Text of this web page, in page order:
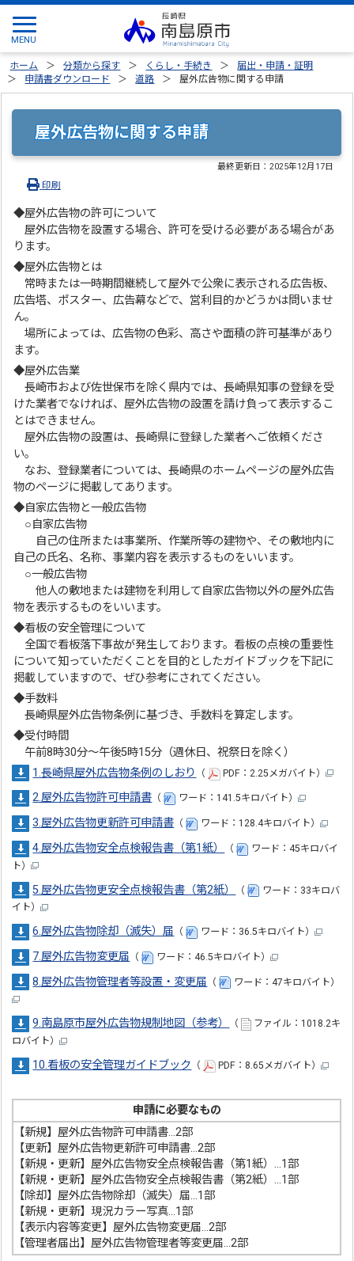
ホーム 分類から探す くらし・手続き
届出・申請・証明
申請書ダウンロード
道路 屋外広告物に関する申請
屋外広告物に関する申請
最終更新日：2025年12月17日
印刷
◆屋外広告物の許可について
屋外広告物を設置する場合、許可を受ける必要がある場合があ
ります。
◆屋外広告物とは
常時または一時期間継続して屋外で公衆に表示される広告板、
広告塔、ポスター、広告幕などで、営利目的かどうかは問いませ
ん。
場所によっては、広告物の色彩、高さや面積の許可基準があり
ます。
◆屋外広告業
長崎市および佐世保市を除く県内では、長崎県知事の登録を受
けた業者でなければ、屋外広告物の設置を請け負って表示するこ
とはできません。
屋外広告物の設置は、長崎県に登録した業者へご依頼くださ
い。
なお、登録業者については、長崎県のホームページの屋外広告
物のページに掲載してあります。
◆自家広告物と一般広告物
○自家広告物
自己の住所または事業所、作業所等の建物や、その敷地内に
自己の氏名、名称、事業内容を表示するものをいいます。
○一般広告物
他人の敷地または建物を利用して自家広告物以外の屋外広告
物を表示するものをいいます。
◆看板の安全管理について
全国で看板落下事故が発生しております。看板の点検の重要性
について知っていただくことを目的としたガイドブックを下記に
掲載していますので、ぜひ参考にされてください。
◆手数料
長崎県屋外広告物条例に基づき、手数料を算定します。
◆受付時間
午前8時30分～午後5時15分（週休日、祝祭日を除く）
1.長崎県屋外広告物条例のしおり
（ PDF：2.25メガバイト）
2.屋外広告物許可申請書 （ ワード：141.5キロバイト）
3.屋外広告物更新許可申請書 （ ワード：128.4キロバイト）
4.屋外広告物安全点検報告書（第1紙） （
ワード：45キロバイ
ト）
5.屋外広告物更安全点検報告書（第2紙） （
ワード：33キロバ
イト）
6.屋外広告物除却（滅失）届 （ ワード：36.5キロバイト）
7.屋外広告物変更届 （ ワード：46.5キロバイト）
8.屋外広告物管理者等設置・変更届 （ ワード：47キロバイト）
9.南島原市屋外広告物規制地図（参考） （
ファイル：1018.2キ
ロバイト）
10.看板の安全管理ガイドブック （ PDF：8.65メガバイト）
申請に必要なもの
【新規】屋外広告物許可申請書…2部
【更新】屋外広告物更新許可申請書…2部
【新規・更新】屋外広告物安全点検報告書（第1紙）…1部
【新規・更新】屋外広告物安全点検報告書（第2紙）…1部
【除却】屋外広告物除却（滅失）届…1部
【新規・更新】現況カラー写真…1部
【表示内容等変更】屋外広告物変更届…2部
【管理者届出】屋外広告物管理者等変更届…2部